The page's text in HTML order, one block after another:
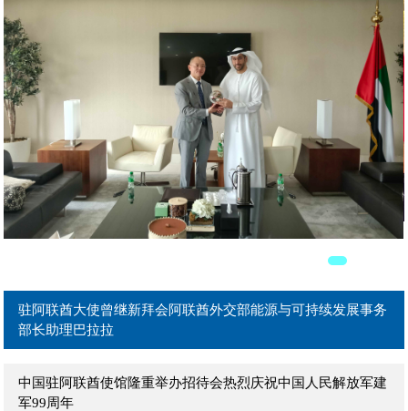
驻阿联酋大使曾继新在阿主流媒体发表署名文章《团结是强国
之本》
驻阿联酋大使曾继新拜会阿联酋外贸部长宰尤迪
驻阿联酋大使曾继新拜会阿联酋外交部能源与可持续发展事务
部长助理巴拉拉
中国驻阿联酋使馆隆重举办招待会热烈庆祝中国人民解放军建
军99周年